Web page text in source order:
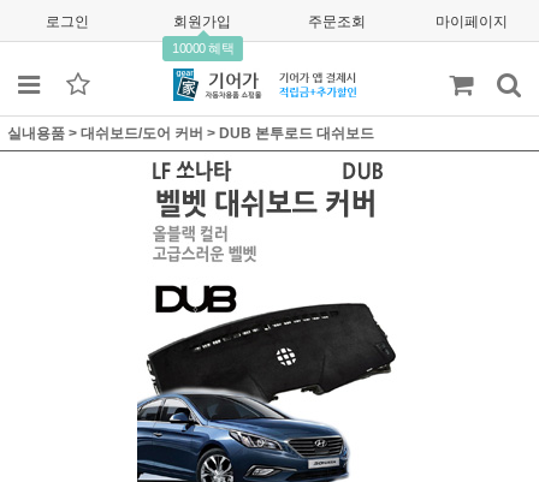
로그인 회원가입
10000 혜택
주문조회 마이페이지
실내용품 > 대쉬보드/도어 커버 > DUB 본투로드 대쉬보드